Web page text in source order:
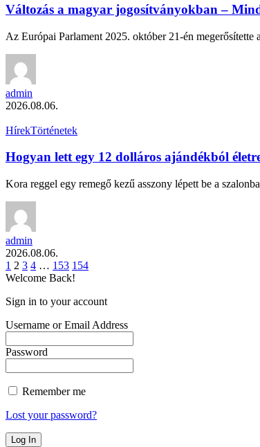
Változás a magyar jogosítványokban –
Az Európai Parlament 2025. október 21-én
admin
2026.08.06.
HírekTörténetek
Hogyan lett egy 12 dolláros ajándékból
Kora reggel egy remegő kezű asszony lépett be a
admin
2026.08.06.
1 2 3 4 … 153 154
Welcome Back!
Sign in to your account
Username or Email Address
Password
Remember me
Lost your password?